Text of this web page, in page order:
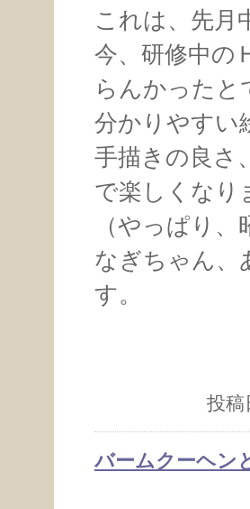
これは、先月
今、研修中の
らんかったと
分かりやすい
手描きの良さ
で楽しくなり
（やっぱり
なぎちゃん、
す。
投稿
バームクーヘン